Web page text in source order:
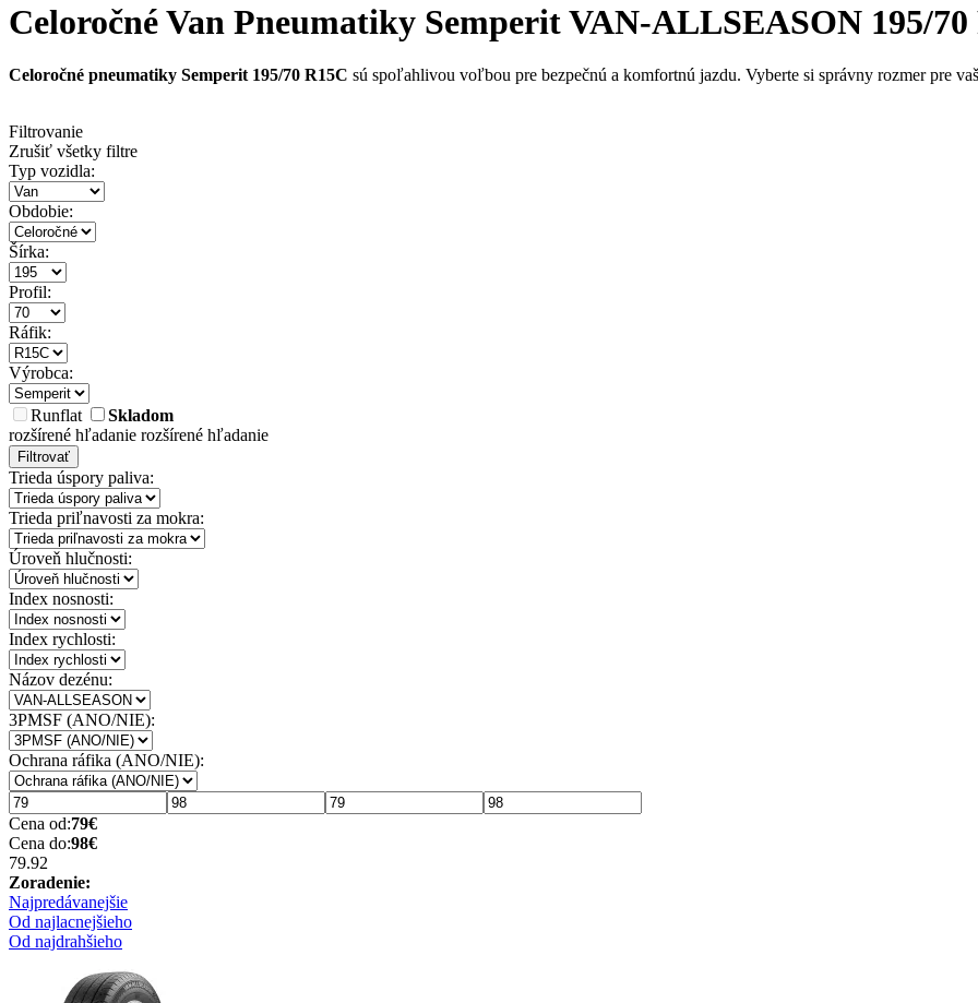
Celoročné Van Pneumatiky Semperit VAN-ALLSEASON 195/70
Celoročné pneumatiky Semperit 195/70 R15C sú spoľahlivou voľbou pre bezpečnú a komfortnú jazdu. Vyberte si správny rozmer pre
Filtrovanie
Zrušiť všetky filtre
Typ vozidla:
Obdobie:
Šírka:
Profil:
Ráfik:
Výrobca:
Runflat
Skladom
rozšírené hľadanie rozšírené hľadanie
Filtrovať
Trieda úspory paliva:
Trieda priľnavosti za mokra:
Úroveň hlučnosti:
Index nosnosti:
Index rychlosti:
Názov dezénu:
3PMSF (ANO/NIE):
Ochrana ráfika (ANO/NIE):
Cena od:79€
Cena do:98€
79.92
Zoradenie:
Najpredávanejšie
Od najlacnejšieho
Od najdrahšieho